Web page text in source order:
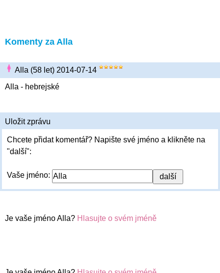
Komenty za Alla
Alla (58 let) 2014-07-14
Alla - hebrejské
Uložit zprávu
Chcete přidat komentář? Napište své jméno a klikněte na
"další":
Vaše jméno:
Je vaše jméno Alla? Hlasujte o svém jméně